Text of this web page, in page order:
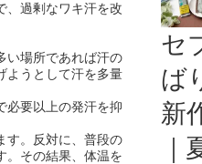
、過剰なワキ汗を改
い場所であれば汗の
ようとして汗を多量
必要以上の発汗を抑
す。反対に、普段の
。その結果、体温を
セ
ば
新